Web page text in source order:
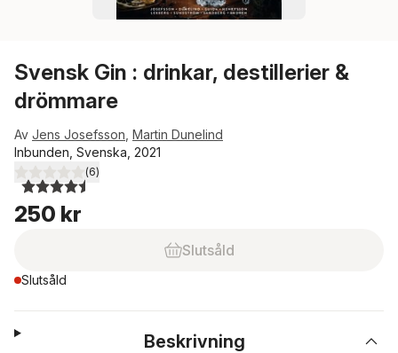
Svensk Gin : drinkar, destillerier &
drömmare
Av Jens Josefsson Martin Dunelind
Inbunden, Svenska, 2021
4,5utav 5 stjärnor. Totalt antal röster:
(6)
250 kr
Slutsåld
Slutsåld
Beskrivning